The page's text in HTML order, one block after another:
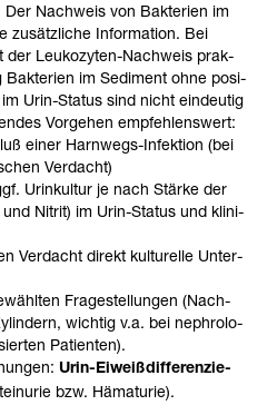
Nach­weis von Bak­te­rien im
zusätz­li­che Infor­ma­tion. Bei
der Leu­ko­zy­ten-​Nach­weis prak­
Bak­te­rien im Sedi­ment ohne posi­
Urin-​Sta­tus sind nicht ein­deu­tig
Vor­ge­hen emp­feh­lens­wert:
einer Harn­wegs-​Infek­tion (bei
Ver­dacht)
Urin­kul­tur je nach Stärke der
Nitrit) im Urin-​Sta­tus und kli­ni­
Ver­dacht direkt kul­tu­relle Unter­
Fra­ge­stel­lun­gen (Nach­
wich­tig v.a. bei nephrolo­
Pati­en­ten).
Urin-​Eiweiß­dif­fe­ren­zie­
bzw. Häma­tu­rie).